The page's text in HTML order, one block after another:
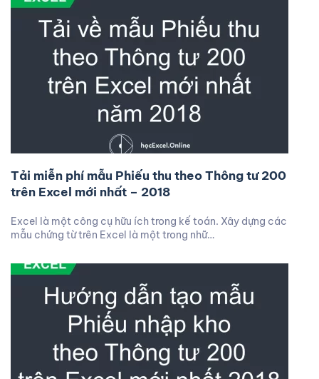
Tải miễn phí mẫu Phiếu thu theo Thông tư 200
trên Excel mới nhất – 2018
Excel là một công cụ hữu ích trong kế toán. Xây dựng các
mẫu chứng từ trên Excel là một trong nhữ…